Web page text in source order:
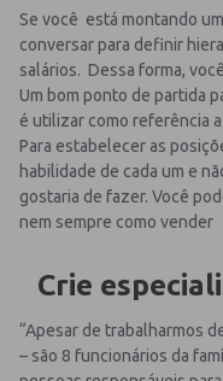
Se você está montando
conversar para definir
salários. Dessa forma,
Um bom ponto de partida
é utilizar como referência
Para estabelecer as
habilidade de cada um e
gostaria de fazer. Você
nem sempre como vender
Crie
“Apesar de trabalharmos
– são 8 funcionários da